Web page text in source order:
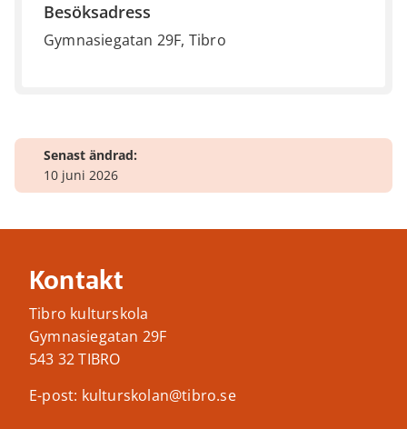
Besöksadress
Gymnasiegatan 29F, Tibro
Senast ändrad:
10 juni 2026
Kontakt
Tibro kulturskola
Gymnasiegatan 29F
543 32 TIBRO
E-post: kulturskolan@tibro.se